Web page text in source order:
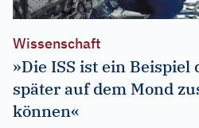
Wissenschaft
»Die ISS ist ein Beispiel
später auf dem Mond
können«